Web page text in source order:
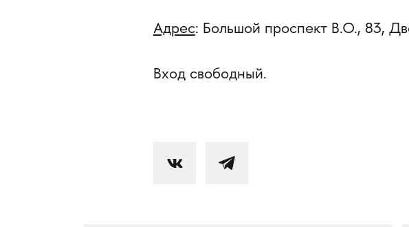
Адрес: Большой проспект В.О., 83,
Вход свободный.